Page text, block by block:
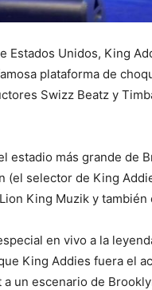
Estados Unidos, King
plataforma de
Swizz Beatz y
estadio más grande de
(el selector de King
King Muzik y
en vivo a la
King Addies fuera el
un escenario de